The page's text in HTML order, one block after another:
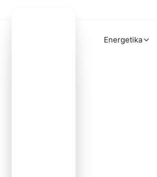
Energetika